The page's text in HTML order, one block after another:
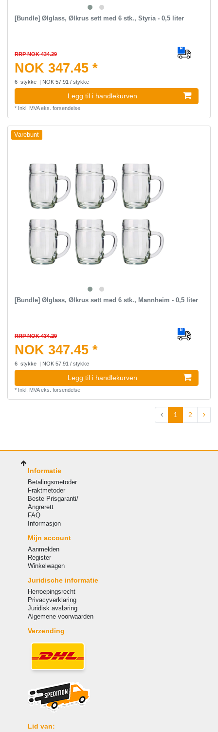
[Bundle] Ølglass, Ølkrus sett med 6 stk., Styria - 0,5 liter
RRP NOK 434.29
NOK 347.45 *
6 stykke | NOK 57.91 / stykke
Legg til i handlekurven
* Inkl. MVAeks. forsendelse
Varebunt
[Bundle] Ølglass, Ølkrus sett med 6 stk., Mannheim - 0,5 liter
RRP NOK 434.29
NOK 347.45 *
6 stykke | NOK 57.91 / stykke
Legg til i handlekurven
* Inkl. MVAeks. forsendelse
1 2
Informatie
Betalingsmetoder
Fraktmetoder
Beste Prisgaranti/
Angrerett
FAQ
Informasjon
Mijn account
Aanmelden
Register
Winkelwagen
Juridische informatie
Herroepingsrecht
Privacyverklaring
Juridisk avsløring
Algemene voorwaarden
Verzending
Lid van: